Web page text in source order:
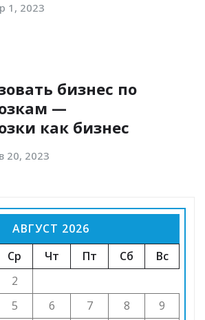
1, 2023
бизнес по
—
как бизнес
20, 2023
АВГУСТ 2026
Ср Чт Пт Сб
Вс
2
5 6 7 8
9